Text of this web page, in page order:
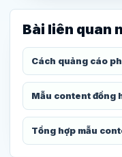
Bài liên quan
Cách quảng cáo
Mẫu content đồng
Tổng hợp mẫu